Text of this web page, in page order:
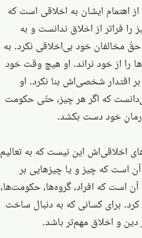
از اهتمام ایشان به اخلاقی است که
فراتر از اخلاق ندانست و به
حقّ مخالفان خود بی‌اخلاقی نکرد. به
را از خود نراند. او هیچ وقت خود
بر اقتدار شخصی‌اش بنا نکرد. او
که اگر هر چیز، حتّی حکومت
آرمانِ خود دست بکشد.
اخلاقی‌اش این نیست که به تعالیم
است که چیز و یا چیزهایی بر
که افراد، گروه‌ها، حکومت‌ها،
کرد. برای کسانی که به دنبال ساخت
دین و اخلاق مهم‌تر باشد.